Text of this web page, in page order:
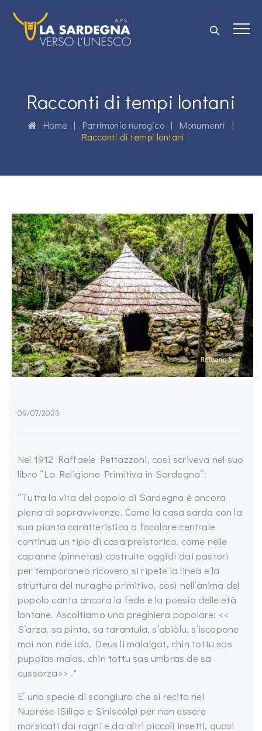
Racconti di tempi lontani
Home | Patrimonio nuragico| Monumenti |
Racconti di tempi lontani
09/07/2023
Nel 1912 Raffaele Pettazzoni, così scriveva nel suo
libro “La Religione Primitiva in Sardegna”:
“Tutta la vita del popolo di Sardegna è ancora
piena di sopravvivenze. Come la casa sarda con la
sua pianta caratteristica a focolare centrale
continua un tipo di casa preistorica, come nelle
capanne (pinnetas) costruite oggidì dai pastori
per temporaneo ricovero si ripete la linea e la
struttura del nuraghe primitivo, così nell’anima del
popolo canta ancora la fede e la poesia delle età
lontane. Ascoltiamo una preghiera popolare: <<
S’arza, sa pinta, sa tarantula, s’abiòlu, s’iscopone
mai non nde ida, Deus li malaigat, chin tottu sas
puppias malas, chin tottu sas umbras de sa
cussorza>> .*
E’ una specie di scongiuro che si recita nel
Nuorese (Siligo e Siniscola) per non essere
morsicati dai ragni e da altri piccoli insetti, quasi